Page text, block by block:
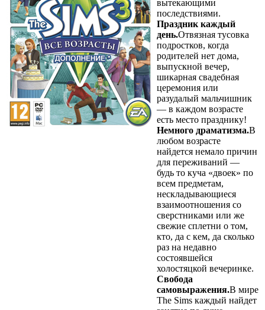
вытекающими
последствиями.
Праздник каждый
день.Отвязная тусовка
подростков, когда
родителей нет дома,
выпускной вечер,
шикарная свадебная
церемония или
разудалый мальчишник
— в каждом возрасте
есть место празднику!
Немного драматизма.В
любом возрасте
найдется немало причин
для переживаний —
будь то куча «двоек» по
всем предметам,
нескладывающиеся
взаимоотношения со
сверстниками или же
свежие сплетни о том,
кто, да с кем, да сколько
раз на недавно
состоявшейся
холостяцкой вечеринке.
Свобода
самовыражения.В мире
The Sims каждый найдет